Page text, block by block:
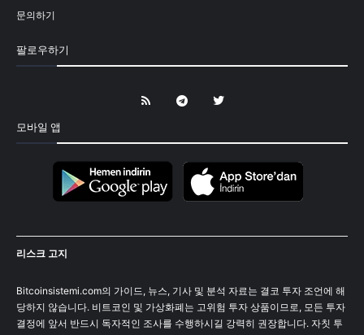
문의하기
팔로우하기
모바일 앱
리스크 고지
Bitcoinsistemi.com의 가이드, 뉴스, 기사 및 분석 자료는 결코 투자 조언에 해
당하지 않습니다. 비트코인 및 가상화폐는 고위험 투자 상품이므로, 모든 투자
결정에 앞서 반드시 독자적인 조사를 수행하시길 강력히 권장합니다. 자칫 투